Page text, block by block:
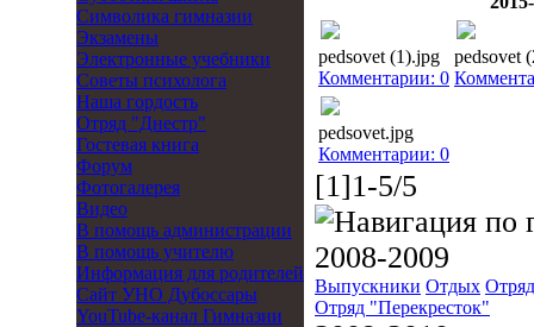
Символика гимназии
Экзамены
Электронные учебники
Советы психолога
Наша гордость
Отряд "Днестр"
Гостевая книга
Форум
Фотогалерея
Видео
В помощь администрации
В помощь учителю
Информация для родителей
Cайт УНО Дубоссары
YouTube-канал Гимназии
pedsovet (1).jpg
Комментарии: 0
pedsovet
pedsovet.jpg
Комментарии: 0
[1]1-5/5
2008-2009
Выпускники Отдых
Отряд "Перекресток"